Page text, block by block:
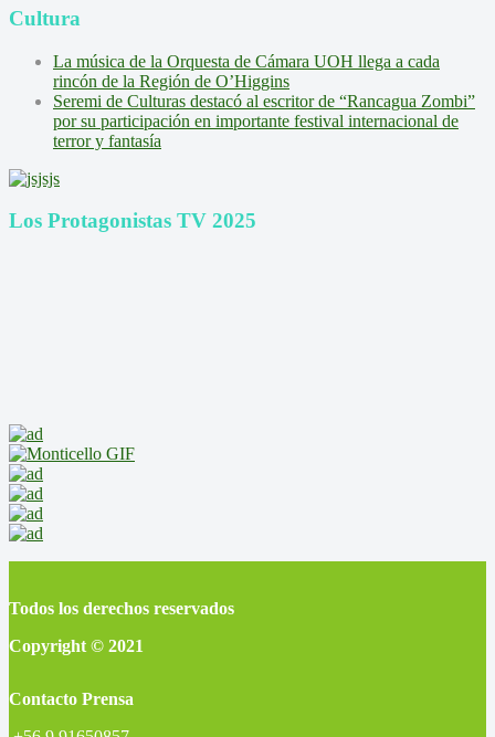
Cultura
La música de la Orquesta de Cámara UOH llega a cada
rincón de la Región de O’Higgins
Seremi de Culturas destacó al escritor de “Rancagua Zombi”
por su participación en importante festival internacional de
terror y fantasía
Los Protagonistas TV 2025
Todos los derechos reservados
Copyright © 2021
Contacto Prensa